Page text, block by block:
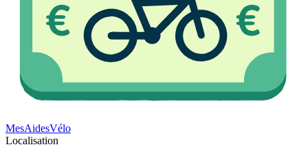
MesAidesVélo
Localisation